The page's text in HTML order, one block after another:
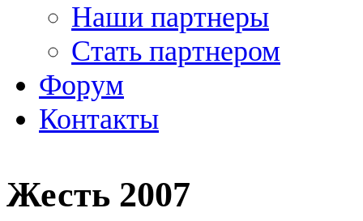
Наши партнеры
Стать партнером
Форум
Контакты
Жесть 2007